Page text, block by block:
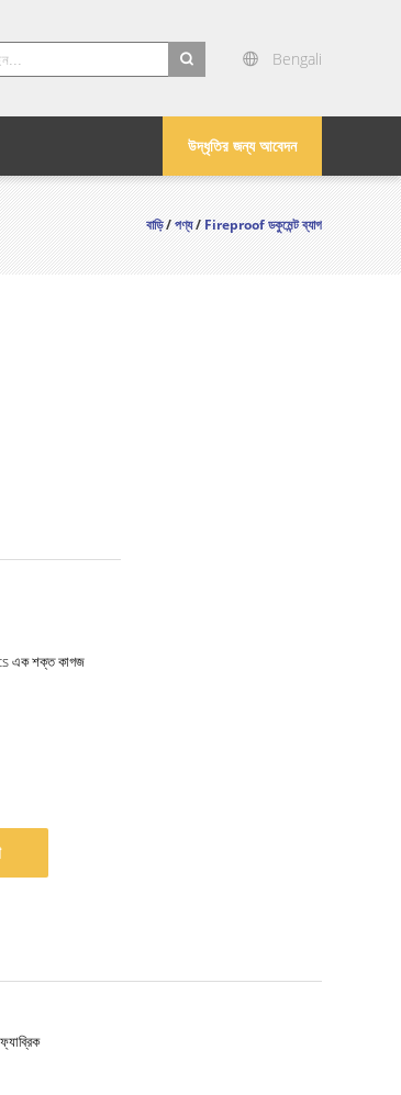
Bengali
উদ্ধৃতির জন্য আবেদন
বাড়ি/পণ্য/Fireproof ডকুমেন্ট ব্যাগ
এক শক্ত কাগজ